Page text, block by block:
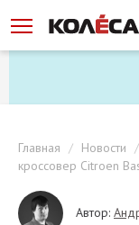
Главная Новости
кроссовер Citroen
Автор: